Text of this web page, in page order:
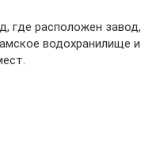
где расположен завод,
водохранилище и